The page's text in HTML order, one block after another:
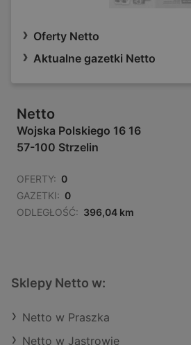
Oferty Netto
Aktualne gazetki Netto
Netto
Wojska Polskiego 16 16
57-100 Strzelin
OFERTY: 0
GAZETKI: 0
ODLEGŁOŚĆ: 396,04 km
Sklepy Netto w:
Netto w Praszka
Netto w Jastrowie